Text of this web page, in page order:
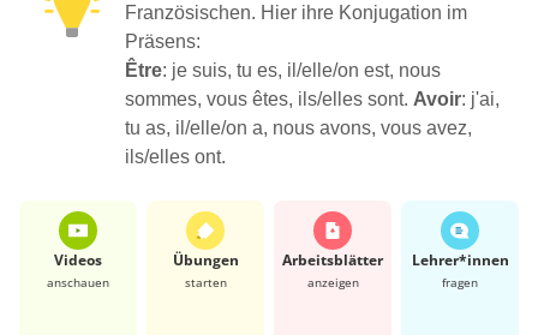
Französischen. Hier ihre Konjugation im
Präsens:
Être: je suis, tu es, il/elle/on est, nous
sommes, vous êtes, ils/elles sont. Avoir: j'ai,
tu as, il/elle/on a, nous avons, vous avez,
ils/elles ont.
Videos
anschauen
Übungen
starten
Arbeits­blätter
anzeigen
Lehrer*​innen
fragen